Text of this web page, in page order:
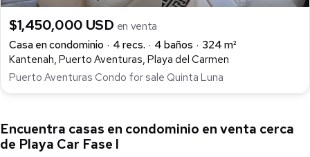
$1,450,000 USD en venta
Casa en condominio
4 recs. 4 baños
324 m²
Kantenah, Puerto Aventuras, Playa del Carmen
Puerto Aventuras Condo for sale Quinta Luna
Encuentra casas en condominio en venta cerca
de Playa Car Fase I